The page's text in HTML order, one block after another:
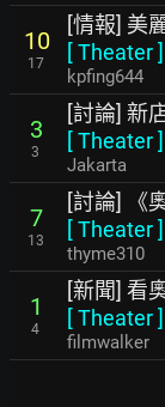
10
17
[情報] 美
[Theater]
kpfing644
3
3
[討論] 新
[Theater]
Jakarta
7
13
[討論] 《
[Theater]
thyme310
1
4
[新聞] 看
[Theater]
filmwalker